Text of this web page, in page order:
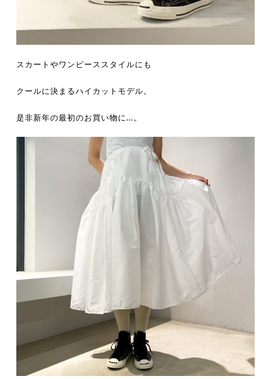
スカートやワンピーススタイルにも
クールに決まるハイカットモデル。
是非新年の最初のお買い物に…。